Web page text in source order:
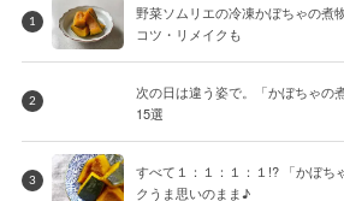
1
野菜ソムリエの冷凍かぼちゃの煮
コツ・リメイクも
2
次の日は違う姿で。「かぼちゃの
15選
3
すべて１：１：１：１!? 「かぼち
クうま思いのまま♪